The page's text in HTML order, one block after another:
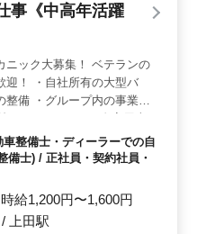
シニア層の活躍＞ 幅
検、定期点検、一般修
の方も活躍しています。
上で、自動車整備経験が
安定した給与と福利厚
円から450万円と、安定
らに、通勤手当や福利厚
くことができます。雇
の福祉を考慮した体制
事《中高年活躍
ニック大募集！ ベテランの
迎！ ・自社所有の大型バ
整備 ・グループ内の事業用
期点検整備、納車整備、車
交換・取り付け・補修 ・ト
ング時の整備業務全般 ・
の設置 ・オーディオ・ナビ
歳以上も活躍中 ＊今までの
ください
整備士・ディーラーでの自
備士) / 正社員・契約社員・
給1,200円〜1,600円
上田駅